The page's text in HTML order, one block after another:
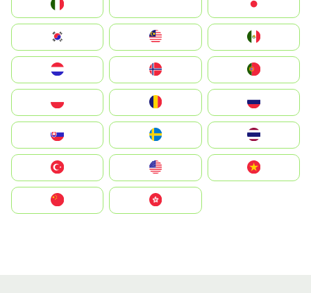
South Korea
United States
中國香港特別行政區